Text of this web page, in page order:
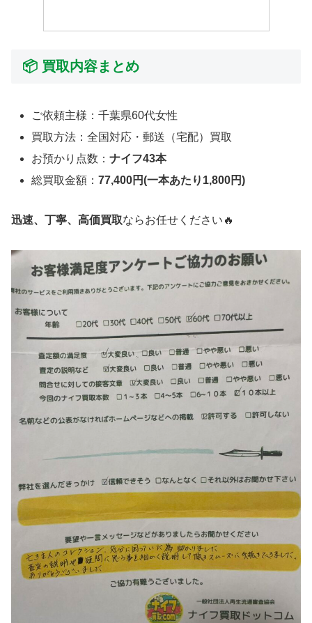
📦 買取内容まとめ
ご依頼主様：千葉県60代女性
買取方法：全国対応・郵送（宅配）買取
お預かり点数：ナイフ43本
総買取金額：77,400円(一本あたり1,800円)
迅速、丁寧、高価買取ならお任せください🔥